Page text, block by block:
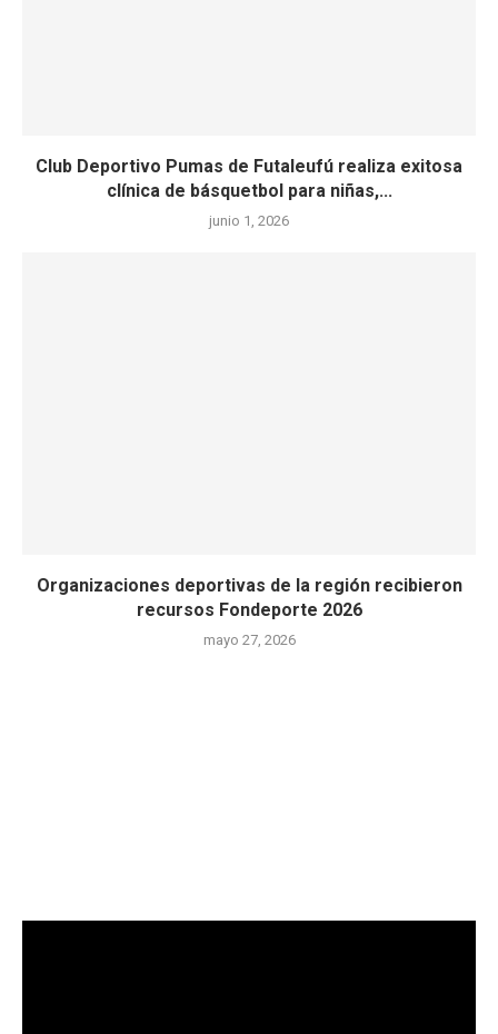
Club Deportivo Pumas de Futaleufú realiza exitosa
clínica de básquetbol para niñas,...
junio 1, 2026
Organizaciones deportivas de la región recibieron
recursos Fondeporte 2026
mayo 27, 2026